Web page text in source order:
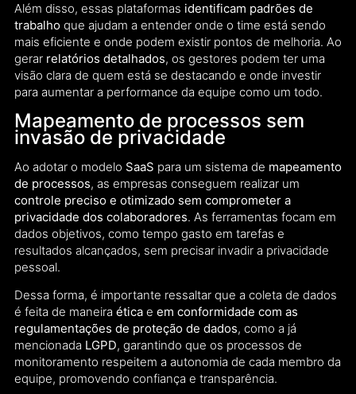
Além disso, essas plataformas identificam padrões de
trabalho que ajudam a entender onde o time está sendo
mais eficiente e onde podem existir pontos de melhoria. Ao
gerar relatórios detalhados, os gestores podem ter uma
visão clara de quem está se destacando e onde investir
para aumentar a performance da equipe como um todo.
Mapeamento de processos sem
invasão de privacidade
Ao adotar o modelo SaaS para um sistema de mapeamento
de processos, as empresas conseguem realizar um
controle preciso e otimizado sem comprometer a
privacidade dos colaboradores. As ferramentas focam em
dados objetivos, como tempo gasto em tarefas e
resultados alcançados, sem precisar invadir a privacidade
pessoal.
Dessa forma, é importante ressaltar que a coleta de dados
é feita de maneira ética e em conformidade com as
regulamentações de proteção de dados, como a já
mencionada LGPD, garantindo que os processos de
monitoramento respeitem a autonomia de cada membro da
equipe, promovendo confiança e transparência.